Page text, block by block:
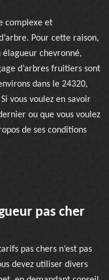
complexe et
Pour cette raison,
chevronné,
d’arbres fruitiers sont
dans le 24320,
vous voulez en savoir
ou que vous voulez
de ses conditions
pas cher
pas chers n’est pas
devez utiliser divers